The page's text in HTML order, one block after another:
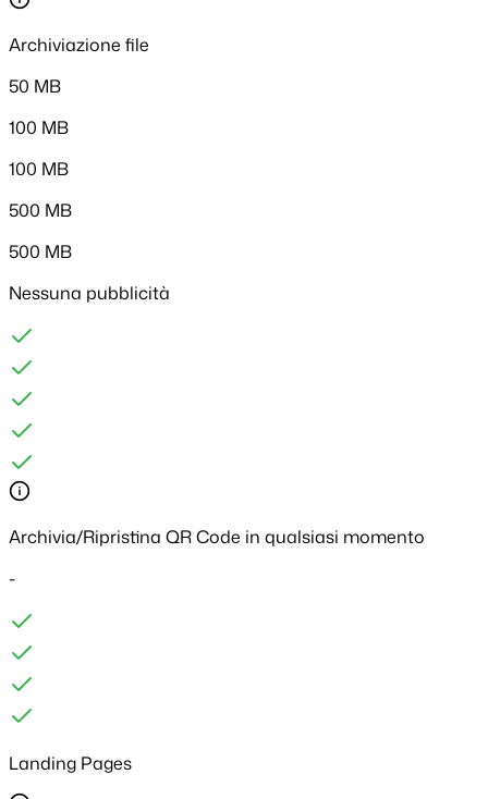
Archiviazione file
50 MB
100 MB
100 MB
500 MB
500 MB
Nessuna pubblicità
Archivia/Ripristina QR Code in qualsiasi momento
-
Landing Pages